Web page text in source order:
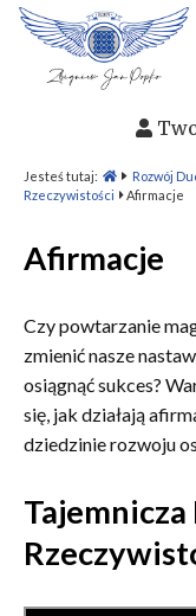
Jesteś tutaj: Rozwój
Rzeczywistości
Afirmacje
Afirmacje
Czy powtarzanie
zmienić nasze
osiągnąć sukces?
się, jak działają
dziedzinie rozwoju